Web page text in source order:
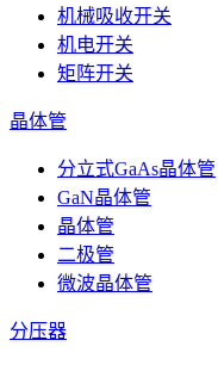
机械吸收开关
机电开关
矩阵开关
晶体管
分立式GaAs晶体管
GaN晶体管
晶体管
二极管
微波晶体管
分压器